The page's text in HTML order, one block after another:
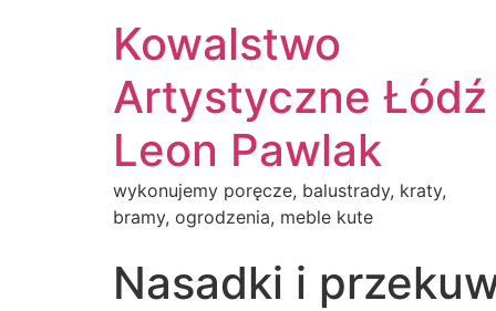
Kowalstwo
Artystyczne Łódź
Leon Pawlak
wykonujemy poręcze, balustrady, kraty,
bramy, ogrodzenia, meble kute
Nasadki i